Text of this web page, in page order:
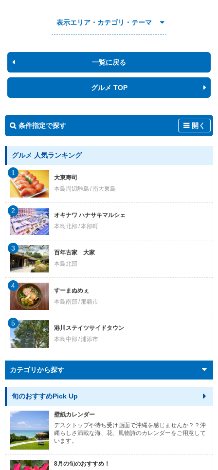
表示エリア・カテゴリ・テーマ
一覧に戻る
グルメ TOP
条件指定で探す 開く
グルメ 人気ランキング
大東寿司
本島周辺離島 南大東島
1
オキナワ ハナサキマルシェ
本島北部 本部町
2
百年古家 大家
本島北部
3
すーまぬめぇ
本島南部
那覇市
4
港川ステイツサイドタウン
本島中部 浦添市
5
カテゴリから探す
旬のおすすめPick Up
壁紙カレンダー
デスクトップや待ち受け画面で沖縄を感じませんか？？沖
縄らしさ満載な海、花、風物詩のカレンダーをご用意して
います。
8月の旬のおすすめ！